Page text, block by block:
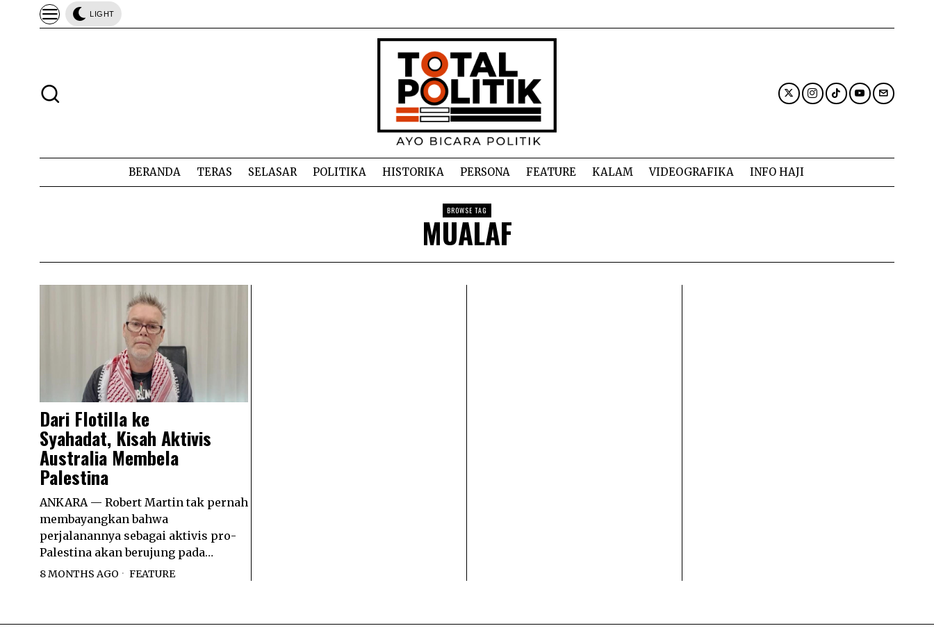
LIGHT
BERANDA TERAS SELASAR POLITIKA HISTORIKA PERSONA FEATURE KALAM VIDEOGRAFIKA INFO HAJI
BROWSE TAG
MUALAF
Dari Flotilla ke
Syahadat, Kisah Aktivis
Australia Membela
Palestina
ANKARA — Robert Martin tak pernah
membayangkan bahwa
perjalanannya sebagai aktivis pro-
Palestina akan berujung pada…
8 MONTHS AGO FEATURE